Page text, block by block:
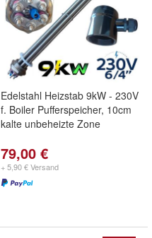
Edelstahl Heizstab 9kW - 230V
f. Boiler Pufferspeicher, 10cm
kalte unbeheizte Zone
79,00 €
+ 5,90 € Versand